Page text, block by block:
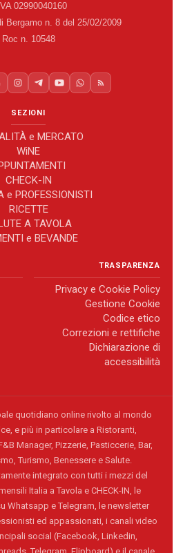
02990040160
Bergamo n. 8 del 25/02/2009
Roc n. 10548
SEZIONI
e MERCATO
WiNE
CHECK-IN
e PROFESSIONISTI
RICETTE
A TAVOLA
e BEVANDE
TRASPARENZA
Privacy e Cookie Policy
Gestione Cookie
Codice etico
Correzioni e rettifiche
Dichiarazione di
accessibilità
quotidiano online rivolto al mondo
e più in particolare a Ristoranti,
Manager, Pizzerie, Pasticcerie, Bar,
Turismo, Benessere e Salute.
integrato con tutti i mezzi del
Italia a Tavola e CHECK-IN, le
Whatsapp e Telegram, le newsletter
ed appassionati, i canali video
social (Facebook, Linkedin,